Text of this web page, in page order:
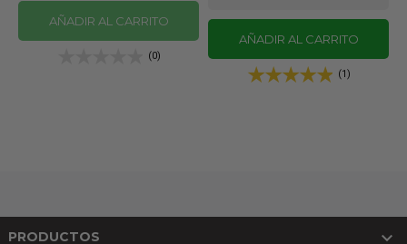
AÑADIR AL CARRITO
(0)
AÑADIR AL CARRITO
(1)
PRODUCTOS 